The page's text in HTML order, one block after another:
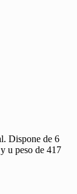
Dispone de 6
u peso de 417